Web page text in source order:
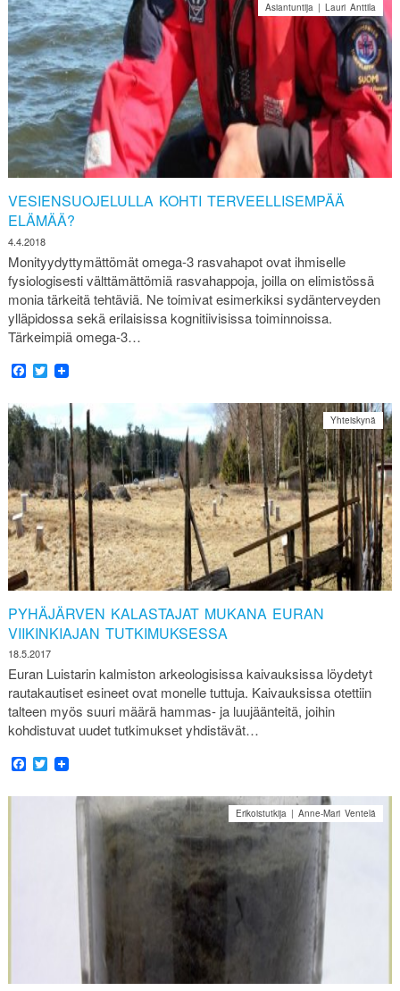
VESIENSUOJELULLA KOHTI TERVEELLISEMPÄÄ
ELÄMÄÄ?
4.4.2018
Asiantuntija | Lauri Anttila
Monityydyttymättömät omega-3 rasvahapot ovat ihmiselle
fysiologisesti välttämättömiä rasvahappoja, joilla on elimistössä
monia tärkeitä tehtäviä. Ne toimivat esimerkiksi sydänterveyden
ylläpidossa sekä erilaisissa kognitiivisissa toiminnoissa.
Tärkeimpiä omega-3…
Facebook
Twitter
PYHÄJÄRVEN KALASTAJAT MUKANA EURAN
VIIKINKIAJAN TUTKIMUKSESSA
18.5.2017
Yhteiskynä
Euran Luistarin kalmiston arkeologisissa kaivauksissa löydetyt
rautakautiset esineet ovat monelle tuttuja. Kaivauksissa otettiin
talteen myös suuri määrä hammas- ja luujäänteitä, joihin
kohdistuvat uudet tutkimukset yhdistävät…
Facebook
Twitter
Erikoistutkija | Anne-Mari Ventelä